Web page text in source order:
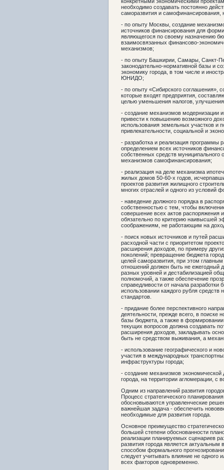
необходимо создавать постоянно
саморазвития и самофинансирования,
- по опыту Москвы, создание
источников финансирования для
являющегося по своему назначению
взаимосвязанных финансово-
механизмов;
- по опыту Башкирии, Самары, Санкт-
законодательно-нормативной базы и
экономику города, в том числе и
ЮНИДО;
- по опыту «Сибирского соглашения»,
которые входят предприятия,
целью уменьшения налогов, улучшения
- создание механизмов модернизации
привести к повышению возможного
использования земельных участков и
привлекательности, социальной и
- разработка и реализация программы
определением всех источников
собственных средств муниципального
механизмов самофинансирования;
- реализация на деле механизма
жилых домов 50-60-х годов,
проектов развития жилищного
многих отраслей и одного из условий
- наведение должного порядка в
собственностью с тем, чтобы
совершение всех актов распоряжения
обязательно по критерию наивысшей
соображениям, не работающим на
- поиск новых источников и путей
расходной части с приоритетом
расширения доходов, по примеру
поколений; превращение бюджета
целей саморазвития, при этом
отношений должен быть не ежегодный
разных уровней и дестабилизацией
полномочий, а также обеспечение
справедливости от начала
использовании каждого рубля
стандартов.
- придание более перспективного
деятельности, прежде всего, в поиске
базы бюджета, а также в
текущих вопросов должна создавать
расширения доходов, закладывать
быть не средством выживания, а
- использование географического и
участия в международных
инфраструктуры города;
- создание механизмов экономической
города, на территории агломерации, с
Одним из направлений развития
Процесс стратегического
обосновываются управленческие
важнейшая задача - обеспечить
необходимые для развития города.
Основное преимущество
большей степени обоснованности
реализации планируемых сценариев
развития города является
способом формального
следует учитывать влияние не одного
всех факторов одновременно.